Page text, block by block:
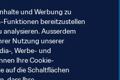
zum ersten Mal in einem
werden
in einer WM-Qualifikation
und Werbung zu
Funktionen bereitzustellen
Ausserdem
Nutzung unserer
, Werbe- und
Ihre Cookie-
auf die Schaltflächen